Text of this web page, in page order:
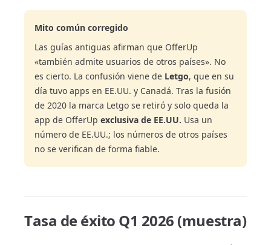
Mito común corregido
Las guías antiguas afirman que OfferUp
«también admite usuarios de otros países». No
es cierto. La confusión viene de Letgo, que en su
día tuvo apps en EE.UU. y Canadá. Tras la fusión
de 2020 la marca Letgo se retiró y solo queda la
app de OfferUp exclusiva de EE.UU. Usa un
número de EE.UU.; los números de otros países
no se verifican de forma fiable.
Tasa de éxito Q1 2026 (muestra)